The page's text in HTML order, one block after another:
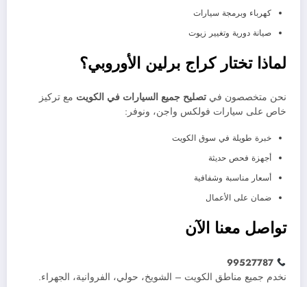
كهرباء وبرمجة سيارات
صيانة دورية وتغيير زيوت
لماذا تختار كراج برلين الأوروبي؟
نحن متخصصون في تصليح جميع السيارات في الكويت مع تركيز
خاص على سيارات فولكس واجن، ونوفر:
خبرة طويلة في سوق الكويت
أجهزة فحص حديثة
أسعار مناسبة وشفافية
ضمان على الأعمال
تواصل معنا الآن
99527787
نخدم جميع مناطق الكويت – الشويخ، حولي، الفروانية، الجهراء.